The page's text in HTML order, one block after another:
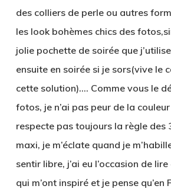
des colliers de perle ou autres
les look bohèmes chics des
jolie pochette de soirée que
ensuite en soirée si je sors(vive le
cette solution)…. Comme vous le
fotos, je n’ai pas peur de la
respecte pas toujours la règle des
maxi, je m’éclate quand je
sentir libre, j’ai eu l’occasion de
qui m’ont inspiré et je pense qu’en